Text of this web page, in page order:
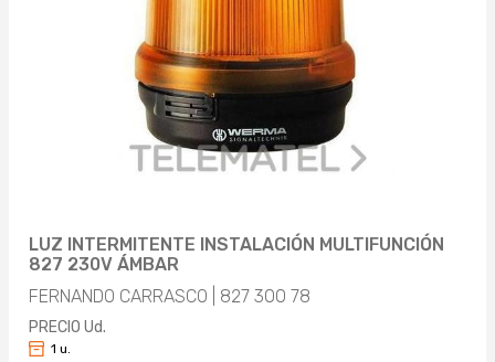
LUZ INTERMITENTE INSTALACIÓN MULTIFUNCIÓN
827 230V ÁMBAR
FERNANDO CARRASCO | 827 300 78
PRECIO Ud.
1 u.